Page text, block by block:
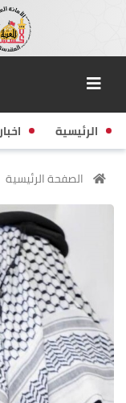
الرئيسية
الصفحة الرئيسية